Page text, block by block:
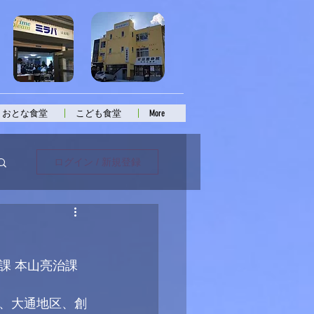
おとな食堂 こども食堂 More
ログイン / 新規登録
本山亮治課
大通地区、創